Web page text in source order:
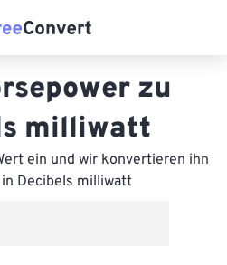
zu
milliwatt
ein und wir konvertieren ihn
Decibels milliwatt